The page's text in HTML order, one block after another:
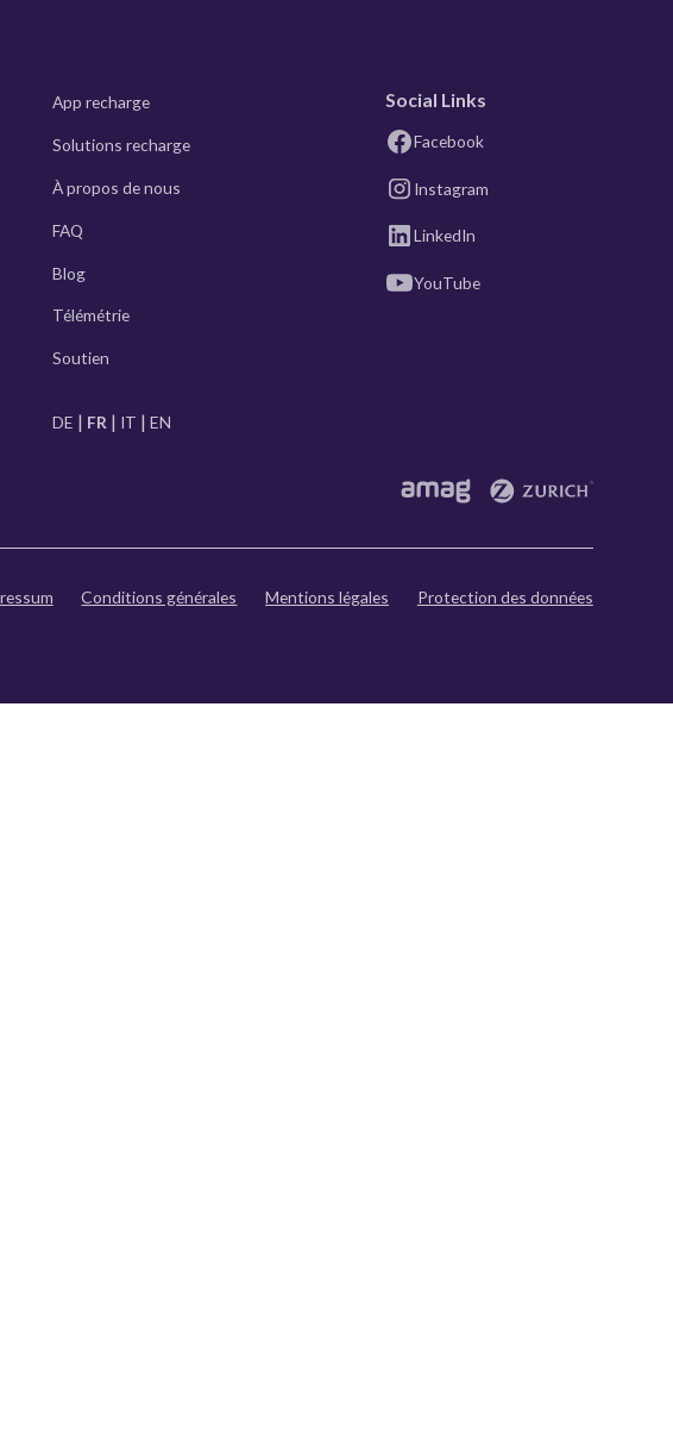
App recharge
Solutions recharge
À propos de nous
FAQ
Blog
Télémétrie
Soutien
DE FR IT EN
Social Links
Facebook
Instagram
LinkedIn
YouTube
Conditions générales Mentions légales Protection des données